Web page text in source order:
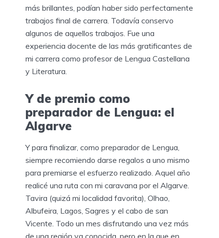
más brillantes, podían haber sido perfectamente
trabajos final de carrera. Todavía conservo
algunos de aquellos trabajos. Fue una
experiencia docente de las más gratificantes de
mi carrera como profesor de Lengua Castellana
y Literatura.
Y de premio como
preparador de Lengua: el
Algarve
Y para finalizar, como preparador de Lengua,
siempre recomiendo darse regalos a uno mismo
para premiarse el esfuerzo realizado. Aquel año
realicé una ruta con mi caravana por el Algarve.
Tavira (quizá mi localidad favorita), Olhao,
Albufeira, Lagos, Sagres y el cabo de san
Vicente. Todo un mes disfrutando una vez más
de una región ya conocida, pero en la que en